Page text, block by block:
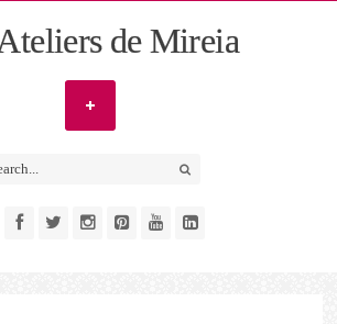
de Mireia